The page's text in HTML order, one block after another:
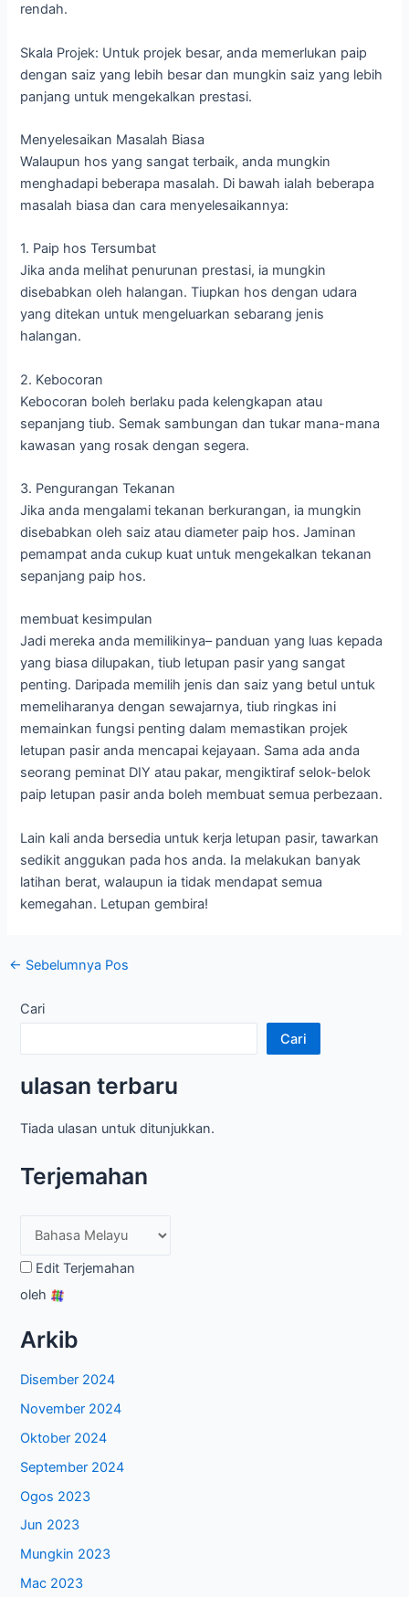
rendah.
Skala Projek: Untuk projek besar, anda memerlukan paip
dengan saiz yang lebih besar dan mungkin saiz yang lebih
panjang untuk mengekalkan prestasi.
Menyelesaikan Masalah Biasa
Walaupun hos yang sangat terbaik, anda mungkin
menghadapi beberapa masalah. Di bawah ialah beberapa
masalah biasa dan cara menyelesaikannya:
1. Paip hos Tersumbat
Jika anda melihat penurunan prestasi, ia mungkin
disebabkan oleh halangan. Tiupkan hos dengan udara
yang ditekan untuk mengeluarkan sebarang jenis
halangan.
2. Kebocoran
Kebocoran boleh berlaku pada kelengkapan atau
sepanjang tiub. Semak sambungan dan tukar mana-mana
kawasan yang rosak dengan segera.
3. Pengurangan Tekanan
Jika anda mengalami tekanan berkurangan, ia mungkin
disebabkan oleh saiz atau diameter paip hos. Jaminan
pemampat anda cukup kuat untuk mengekalkan tekanan
sepanjang paip hos.
membuat kesimpulan
Jadi mereka anda memilikinya– panduan yang luas kepada
yang biasa dilupakan, tiub letupan pasir yang sangat
penting. Daripada memilih jenis dan saiz yang betul untuk
memeliharanya dengan sewajarnya, tiub ringkas ini
memainkan fungsi penting dalam memastikan projek
letupan pasir anda mencapai kejayaan. Sama ada anda
seorang peminat DIY atau pakar, mengiktiraf selok-belok
paip letupan pasir anda boleh membuat semua perbezaan.
Lain kali anda bersedia untuk kerja letupan pasir, tawarkan
sedikit anggukan pada hos anda. Ia melakukan banyak
latihan berat, walaupun ia tidak mendapat semua
kemegahan. Letupan gembira!
Navigasi
← Sebelumnya Pos
Cari
Cari
ulasan terbaru
Tiada ulasan untuk ditunjukkan.
Terjemahan
Edit Terjemahan
oleh
Arkib
Disember 2024
November 2024
Oktober 2024
September 2024
Ogos 2023
Jun 2023
Mungkin 2023
Mac 2023